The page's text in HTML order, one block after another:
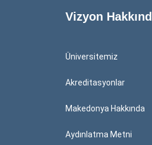
Vizyon
Üniversitemiz
Akreditasyonlar
Makedonya Hakkında
Aydınlatma Metni